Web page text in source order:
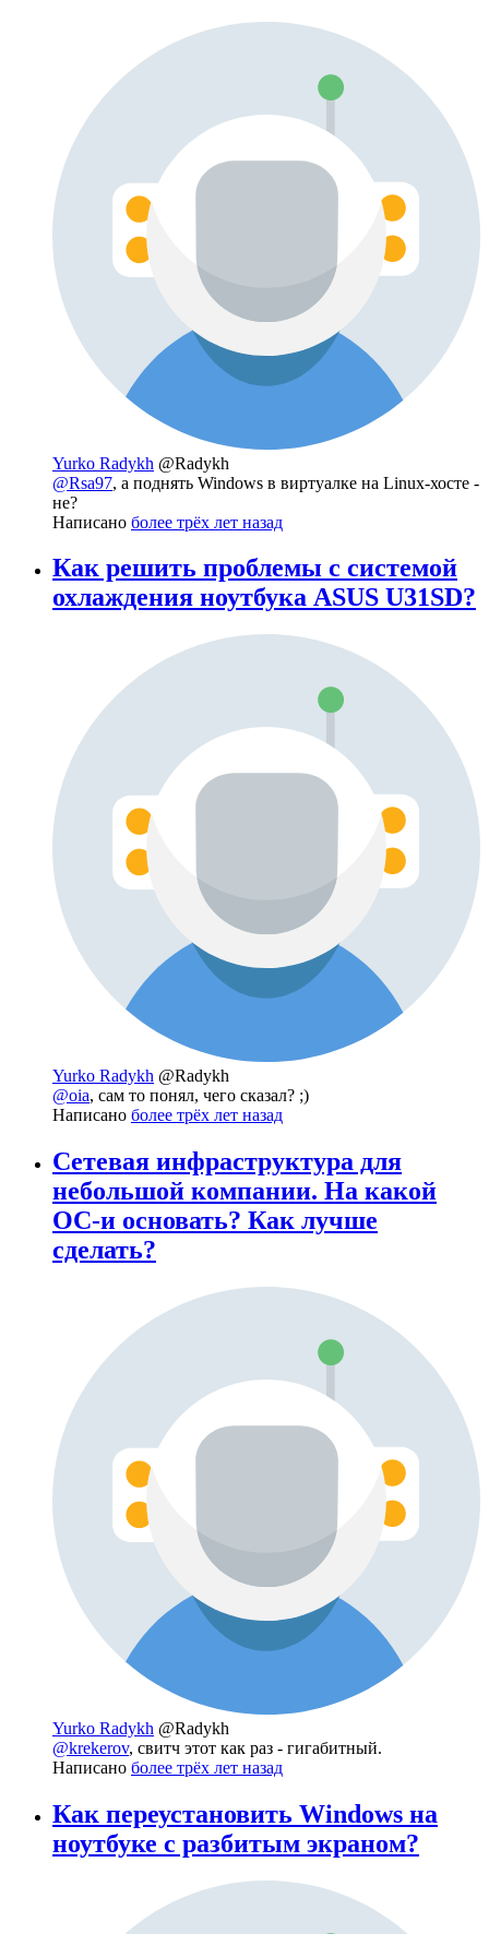
Yurko Radykh @Radykh
@Rsa97, а поднять Windows в виртуалке на Linux-хосте -
не?
Написано более трёх лет назад
Как решить проблемы с системой
охлаждения ноутбука ASUS U31SD?
Yurko Radykh @Radykh
@oia, сам то понял, чего сказал? ;)
Написано более трёх лет назад
Сетевая инфраструктура для
небольшой компании. На какой
ОС-и основать? Как лучше
сделать?
Yurko Radykh @Radykh
@krekerov, свитч этот как раз - гигабитный.
Написано более трёх лет назад
Как переустановить Windows на
ноутбуке с разбитым экраном?